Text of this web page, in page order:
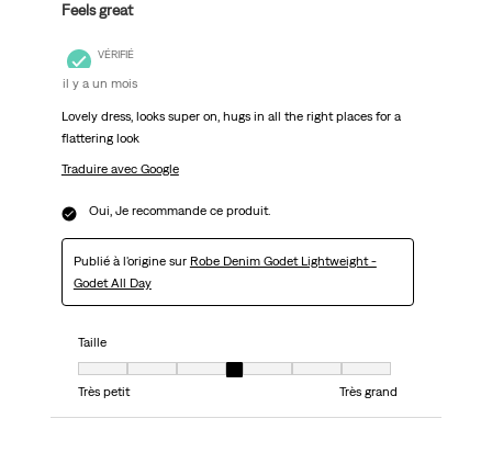
Feels great
VÉRIFIÉ
il y a un mois
Lovely dress, looks super on, hugs in all the right places for a
flattering look
Traduire avec Google
Oui, Je recommande ce produit.
Publié à l'origine sur Robe Denim Godet Lightweight -
Godet All Day
Taille
Taille, 4 sur 7, où 1 est égal à Très petit et 7 est égal à Très grand
Très petit
Très grand